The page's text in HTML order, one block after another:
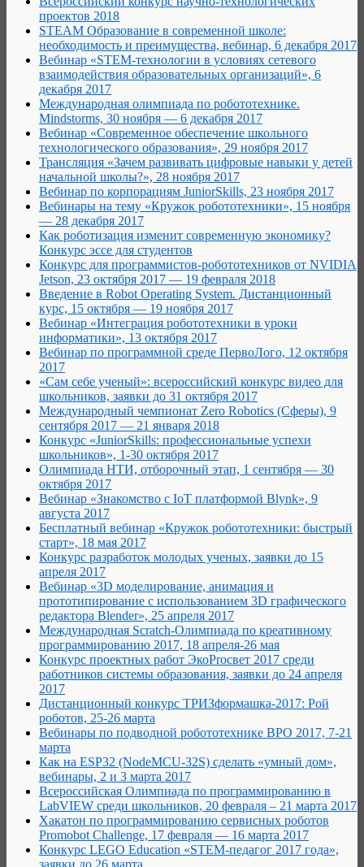
проектов 2018
STEAM Образование в современной школе:
необходимость и преимущества, вебинар, 6 декабря 2017
Вебинар «STEM-технологии в условиях сетевого
взаимодействия образовательных организаций», 6
декабря 2017
Международная олимпиада по робототехнике.
Mindstorms, 30 ноября — 6 декабря 2017
Вебинар «Современное обеспечение школьного
технологического образования», 29 ноября 2017
Трансляция «Зачем развивать цифровые навыки у детей
начальной школы?», 28 ноября 2017
Вебинар по корпорациям JuniorSkills, 23 ноября 2017
Вебинары на тему «Кружок робототехники», 15 ноября
— 28 декабря 2017
Как роботизация изменит современную экономику?
Конкурс эссе для студентов
Конкурс для программистов-робототехников от NVIDIA
Jetson, 23 октября 2017 — 19 февраля 2018
Введение в Robot Operating System. Дистанционный
курс, 15 октября — 19 ноября 2017
Вебинар «Интеграция робототехники в уроки
информатики», 13 октября 2017
Вебинар по программной среде ПервоЛого, 12 октября
2017
«Сам себе ученый»: всероссийский конкурс видео для
школьников, заявки до 31 октября 2017
Международный чемпионат Zero Robotics (Сферы), 9
сентября 2017 — 21 января 2018
Конкурс «JuniorSkills: профессиональные успехи
школьников», 1-30 октября 2017
Олимпиада НТИ, отборочный этап, 1 сентября — 30
октября 2017
Вебинар «Знакомство с IoT платформой Blynk», 9
августа 2017
Бесплатный вебинар «Кружок робототехники: быстрый
старт», 18 мая 2017
Конкурс разработок молодых ученых, заявки до 15
апреля 2017
Вебинар «3D моделирование, анимация и
прототипирование с использованием 3D графического
редактора Blender», 25 апреля 2017
Международная Scratch-Олимпиада по креативному
программированию 2017, 18 апреля-26 мая
Конкурс проектных работ ЭкоProсвет 2017 среди
работников системы образования, заявки до 24 апреля
2017
Дистанционный конкурс ТРИЗформашка-2017: Рой
роботов, 25-26 марта
Вебинары по подводной робототехнике ВРО 2017, 7-21
марта
Как на ESP32 (NodeMCU-32S) сделать «умный дом»,
вебинары, 2 и 3 марта 2017
Всероссийская Олимпиада по программированию в
LabVIEW среди школьников, 20 февраля – 21 марта 2017
Хакатон по программированию сервисных роботов
Promobot Challenge, 17 февраля — 16 марта 2017
Конкурс LEGO Education «STEM-педагог 2017 года»,